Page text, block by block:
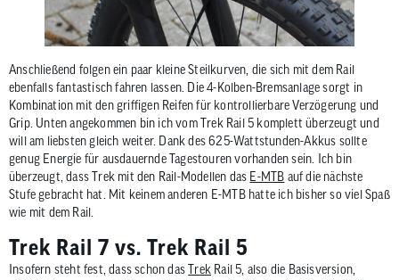
Anschließend folgen ein paar kleine Steilkurven, die sich mit dem Rail
ebenfalls fantastisch fahren lassen. Die 4-Kolben-Bremsanlage sorgt in
Kombination mit den griffigen Reifen für kontrollierbare Verzögerung und
Grip. Unten angekommen bin ich vom Trek Rail 5 komplett überzeugt und
will am liebsten gleich weiter. Dank des 625-Wattstunden-Akkus sollte
genug Energie für ausdauernde Tagestouren vorhanden sein. Ich bin
überzeugt, dass Trek mit den Rail-Modellen das E-MTB auf die nächste
Stufe gebracht hat. Mit keinem anderen E-MTB hatte ich bisher so viel Spaß
wie mit dem Rail.
Trek Rail 7 vs. Trek Rail 5
Insofern steht fest, dass schon dasTrek Rail 5, also die Basisversion,